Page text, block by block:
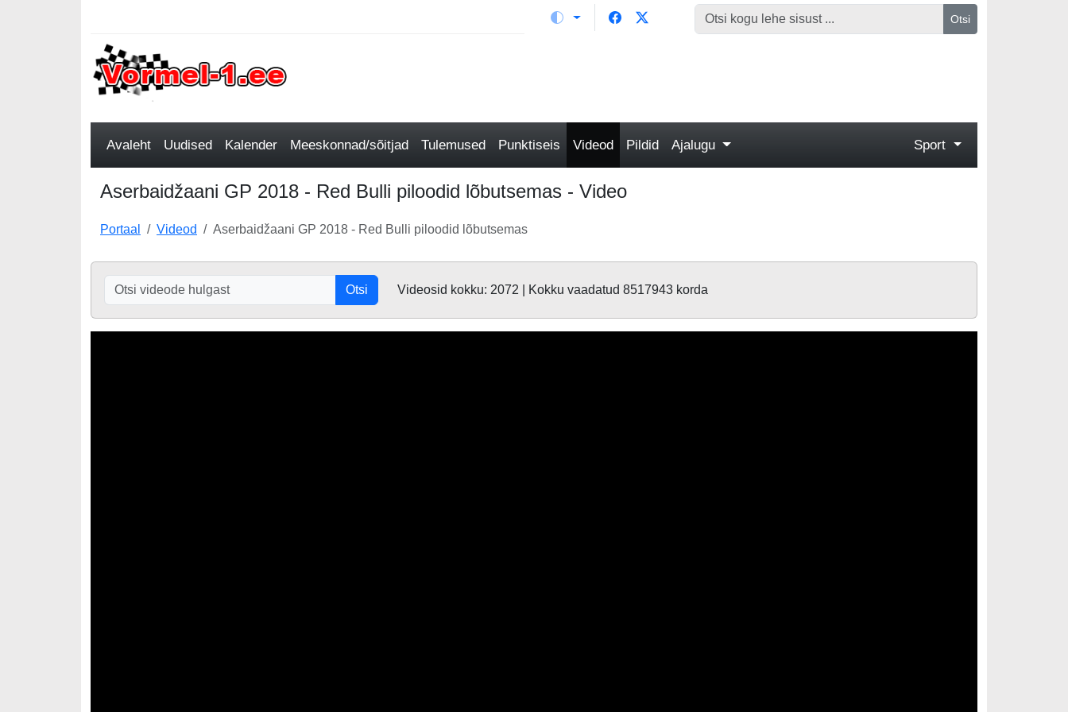
Otsi
Avaleht Uudised Kalender Meeskonnad/sõitjad Tulemused Punktiseis Videod Pildid Ajalugu Sport
Aserbaidžaani GP 2018 - Red Bulli piloodid lõbutsemas - Video
Portaal Videod Aserbaidžaani GP 2018 - Red Bulli piloodid lõbutsemas
Otsi Videosid kokku: 2072 | Kokku vaadatud 8517943 korda